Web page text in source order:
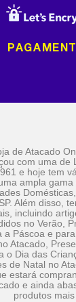
de Atacado
com uma de
e hoje tem
ampla
Além disso,
incluindo
no Verão,
a Páscoa e
Atacado,
o Dia das
de Natal no
estará
e ainda
produtos